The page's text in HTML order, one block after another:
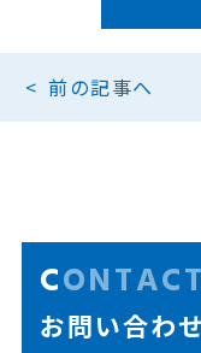
前の記事へ
CONTACT
お問い合わせ